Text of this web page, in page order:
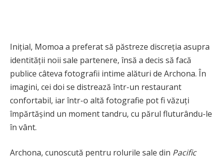
Inițial, Momoa a preferat să păstreze discreția asupra
identității noii sale partenere, însă a decis să facă
publice câteva fotografii intime alături de Archona. În
imagini, cei doi se distrează într-un restaurant
confortabil, iar într-o altă fotografie pot fi văzuți
împărtășind un moment tandru, cu părul fluturându-le
în vânt.
Archona, cunoscută pentru rolurile sale din Pacific